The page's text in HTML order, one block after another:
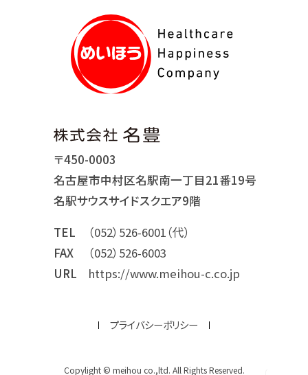
〒450-0003
名古屋市中村区名駅南一丁目21番19号
名駅サウスサイドスクエア9階
TEL
（052）526-6001（代）
FAX
（052）526-6003
URL
https://www.meihou-c.co.jp
プライバシーポリシー
Copylight © meihou co.,ltd. All Rights Reserved.